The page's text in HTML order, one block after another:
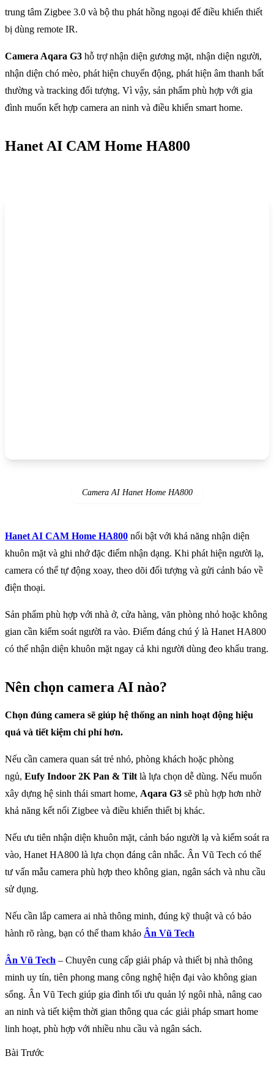
trung tâm Zigbee 3.0 và bộ thu phát hồng ngoại để điều khiển thiết
bị dùng remote IR.
Camera Aqara G3 hỗ trợ nhận diện gương mặt, nhận diện người,
nhận diện chó mèo, phát hiện chuyển động, phát hiện âm thanh bất
thường và tracking đối tượng. Vì vậy, sản phẩm phù hợp với gia
đình muốn kết hợp camera an ninh và điều khiển smart home.
Hanet AI CAM Home HA800
Camera AI Hanet Home HA800
Hanet AI CAM Home HA800 nổi bật với khả năng nhận diện
khuôn mặt và ghi nhớ đặc điểm nhận dạng. Khi phát hiện người lạ,
camera có thể tự động xoay, theo dõi đối tượng và gửi cảnh báo về
điện thoại.
Sản phẩm phù hợp với nhà ở, cửa hàng, văn phòng nhỏ hoặc không
gian cần kiểm soát người ra vào. Điểm đáng chú ý là Hanet HA800
có thể nhận diện khuôn mặt ngay cả khi người dùng đeo khẩu trang.
Nên chọn camera AI nào?
Chọn đúng camera sẽ giúp hệ thống an ninh hoạt động hiệu
quả và tiết kiệm chi phí hơn.
Nếu cần camera quan sát trẻ nhỏ, phòng khách hoặc phòng
ngủ, Eufy Indoor 2K Pan & Tilt là lựa chọn dễ dùng. Nếu muốn
xây dựng hệ sinh thái smart home, Aqara G3 sẽ phù hợp hơn nhờ
khả năng kết nối Zigbee và điều khiển thiết bị khác.
Nếu ưu tiên nhận diện khuôn mặt, cảnh báo người lạ và kiểm soát ra
vào, Hanet HA800 là lựa chọn đáng cân nhắc. Ân Vũ Tech có thể
tư vấn mẫu camera phù hợp theo không gian, ngân sách và nhu cầu
sử dụng.
Nếu cần lắp camera ai nhà thông minh, đúng kỹ thuật và có bảo
hành rõ ràng, bạn có thể tham khảo Ân Vũ Tech
Ân Vũ Tech – Chuyên cung cấp giải pháp và thiết bị nhà thông
minh uy tín, tiên phong mang công nghệ hiện đại vào không gian
sống. Ân Vũ Tech giúp gia đình tối ưu quản lý ngôi nhà, nâng cao
an ninh và tiết kiệm thời gian thông qua các giải pháp smart home
linh hoạt, phù hợp với nhiều nhu cầu và ngân sách.
Bài Trước